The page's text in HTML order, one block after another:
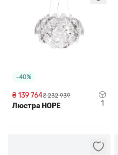
-40%
₴ 139 764₴ 232 939
Люстра HOPE 1